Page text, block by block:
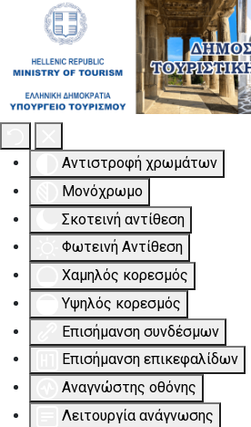
Εργαλειοθήκη Προσβασιμότητας
Αντιστροφή χρωμάτων
Μονόχρωμο
Σκοτεινή αντίθεση
Φωτεινή Αντίθεση
Χαμηλός κορεσμός
Υψηλός κορεσμός
Επισήμανση συνδέσμων
Επισήμανση επικεφαλίδων
Αναγνώστης οθόνης
Λειτουργία ανάγνωσης